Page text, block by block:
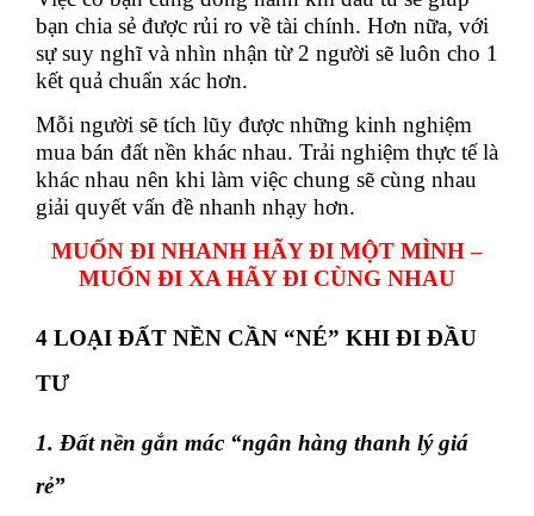
bạn chia sẻ được rủi ro về tài chính. Hơn nữa, với
sự suy nghĩ và nhìn nhận từ 2 người sẽ luôn cho 1
kết quả chuẩn xác hơn.
Mỗi người sẽ tích lũy được những kinh nghiệm
mua bán đất nền khác nhau. Trải nghiệm thực tế là
khác nhau nên khi làm việc chung sẽ cùng nhau
giải quyết vấn đề nhanh nhạy hơn.
MUỐN ĐI NHANH HÃY ĐI MỘT MÌNH –
MUỐN ĐI XA HÃY ĐI CÙNG NHAU
4 LOẠI ĐẤT NỀN CẦN “NÉ” KHI ĐI ĐẦU
TƯ
1. Đất nền gắn mác “ngân hàng thanh lý giá
rẻ”